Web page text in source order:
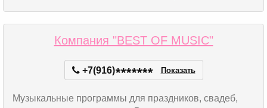
Компания "BEST OF MUSIC"
+7(916)******* Показать
Музыкальные программы для праздников, свадеб,